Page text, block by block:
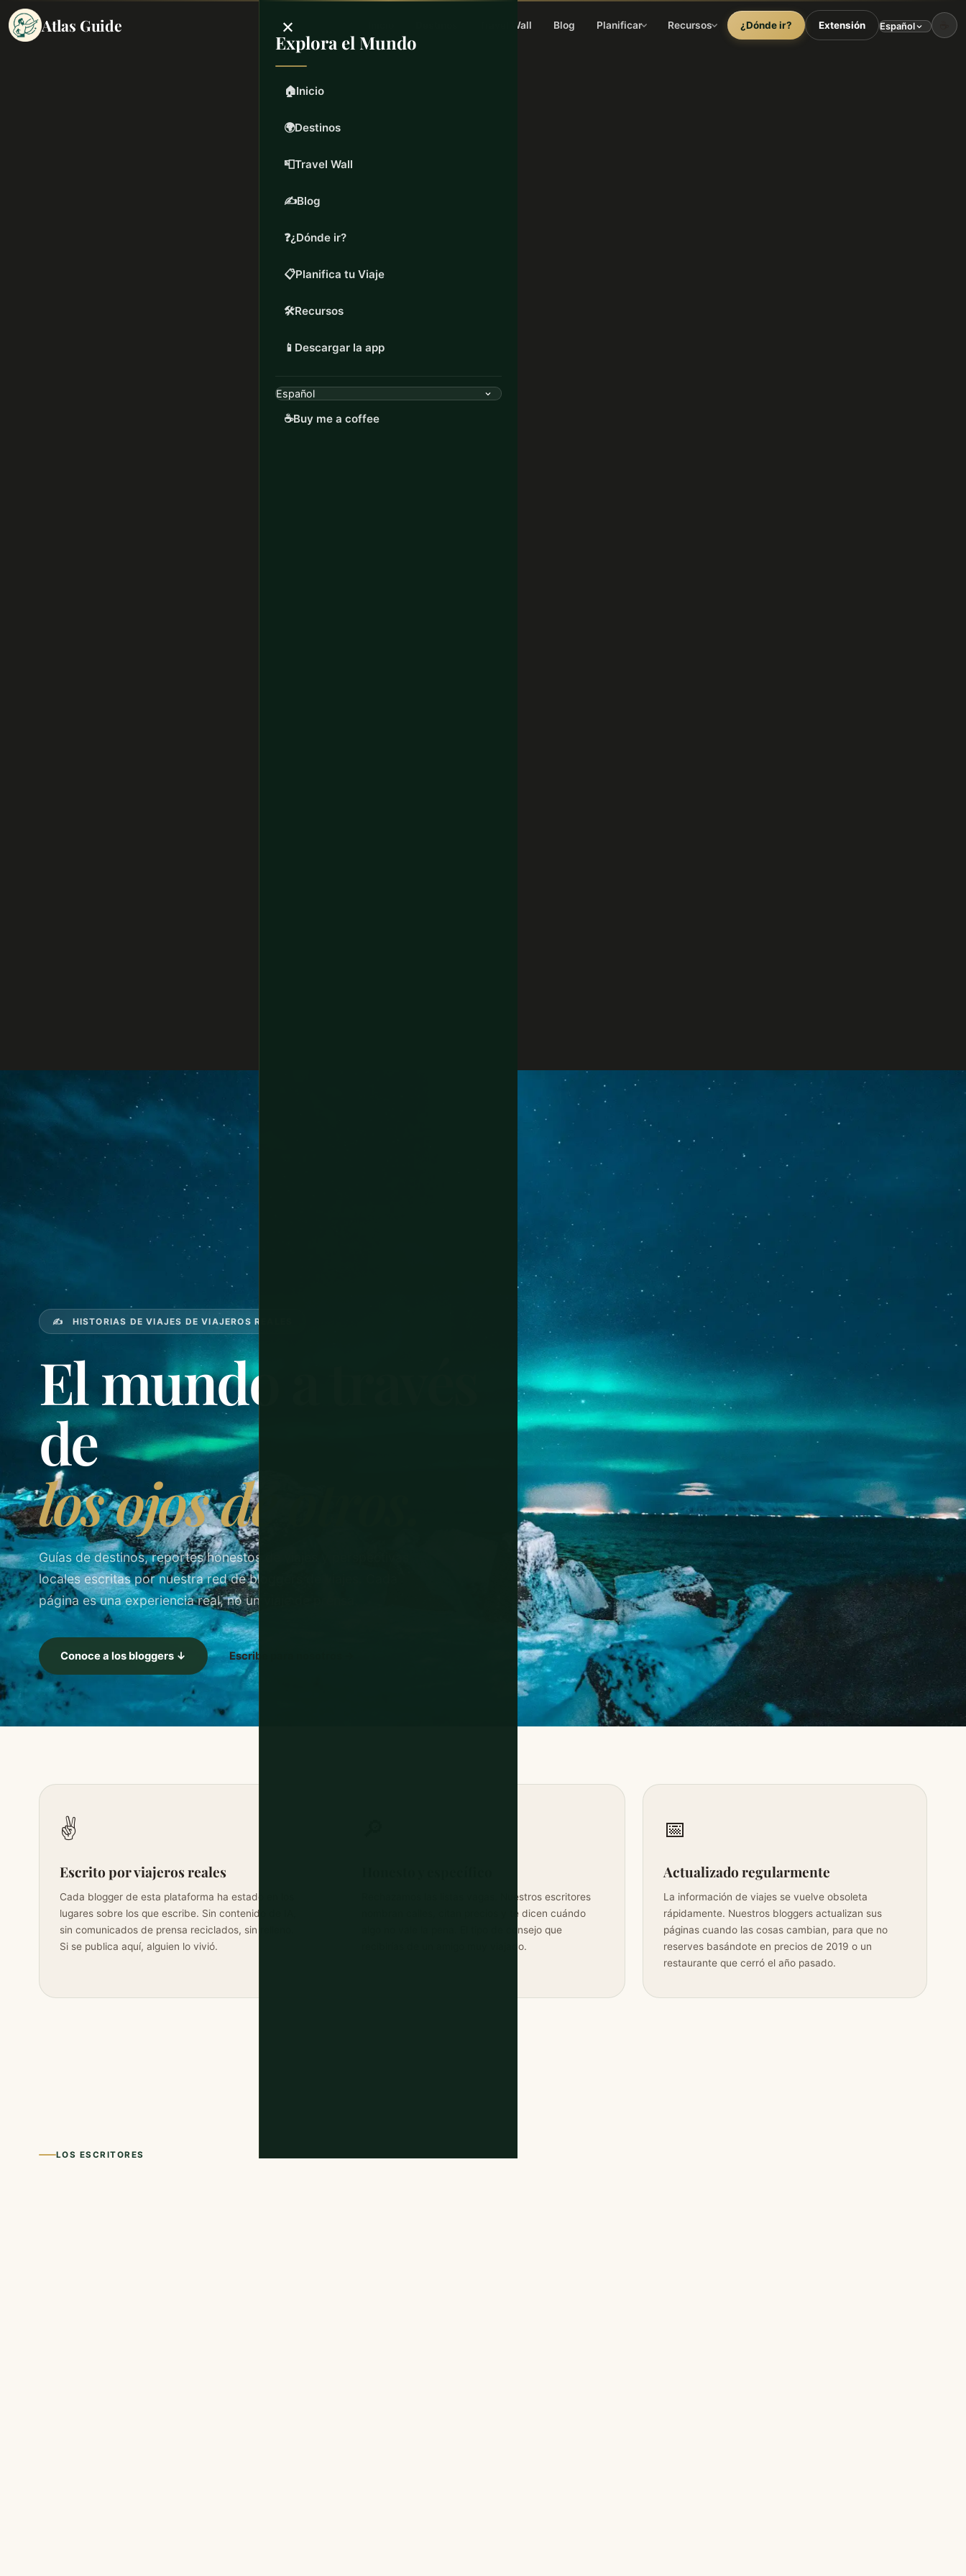
Atlas Guide Travel Wall Blog Planificar Recursos ¿Dónde ir? Extensión
×
Explora el Mundo
🏠Inicio
🌍Destinos
📮Travel Wall
✍️Blog
❓¿Dónde ir?
📋Planifica tu Viaje
🛠️Recursos
📱 Descargar la app
☕Buy me a coffee
✍️ HISTORIAS DE VIAJES DE VIAJEROS REALES
El mundo a través
de
los ojos de otros.
Guías de destinos, reportes honestos de viajes y perspectivas
locales escritas por nuestra red de bloggers de viajes. Cada
página es una experiencia real, no un viaje de prensa.
Conoce a los bloggers ↓ Escribe para nosotros →
✌️
Escrito por viajeros reales
Cada blogger de esta plataforma ha estado en los
lugares sobre los que escribe. Sin contenido de IA,
sin comunicados de prensa reciclados, sin relleno.
Si se publica aquí, alguien lo vivió.
Rechazamos las listas vagas. Nuestros escritores
nombran calles, citan precios y te dicen cuándo
algo no vale la pena. El tipo de consejo que
recibirías de un amigo muy viajado.
📅
Actualizado regularmente
La información de viajes se vuelve obsoleta
rápidamente. Nuestros bloggers actualizan sus
páginas cuando las cosas cambian, para que no
reserves basándote en precios de 2019 o un
restaurante que cerró el año pasado.
LOS ESCRITORES